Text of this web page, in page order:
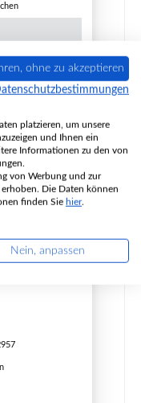
ohne zu akzeptieren
platzieren, um unsere
und Ihnen ein
Informationen zu den von
von Werbung und zur
Die Daten können
finden Sie hier.
Nein, anpassen